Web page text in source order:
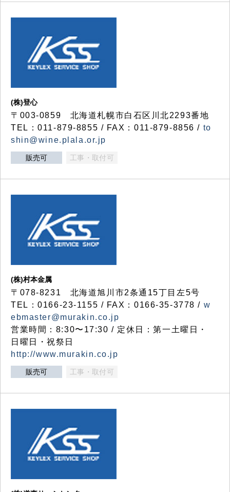
(株)登心
〒003-0859 北海道札幌市白石区川北2293番地
TEL：011-879-8855 / FAX：011-879-8856 / to
shin@wine.plala.or.jp
販売可 工事・取付可
(株)村本金属
〒078-8231 北海道旭川市2条通15丁目左5号
TEL：0166-23-1155 / FAX：0166-35-3778 / w
ebmaster@murakin.co.jp
営業時間：8:30〜17:30 / 定休日：第一土曜日・
日曜日・祝祭日
http://www.murakin.co.jp
販売可 工事・取付可